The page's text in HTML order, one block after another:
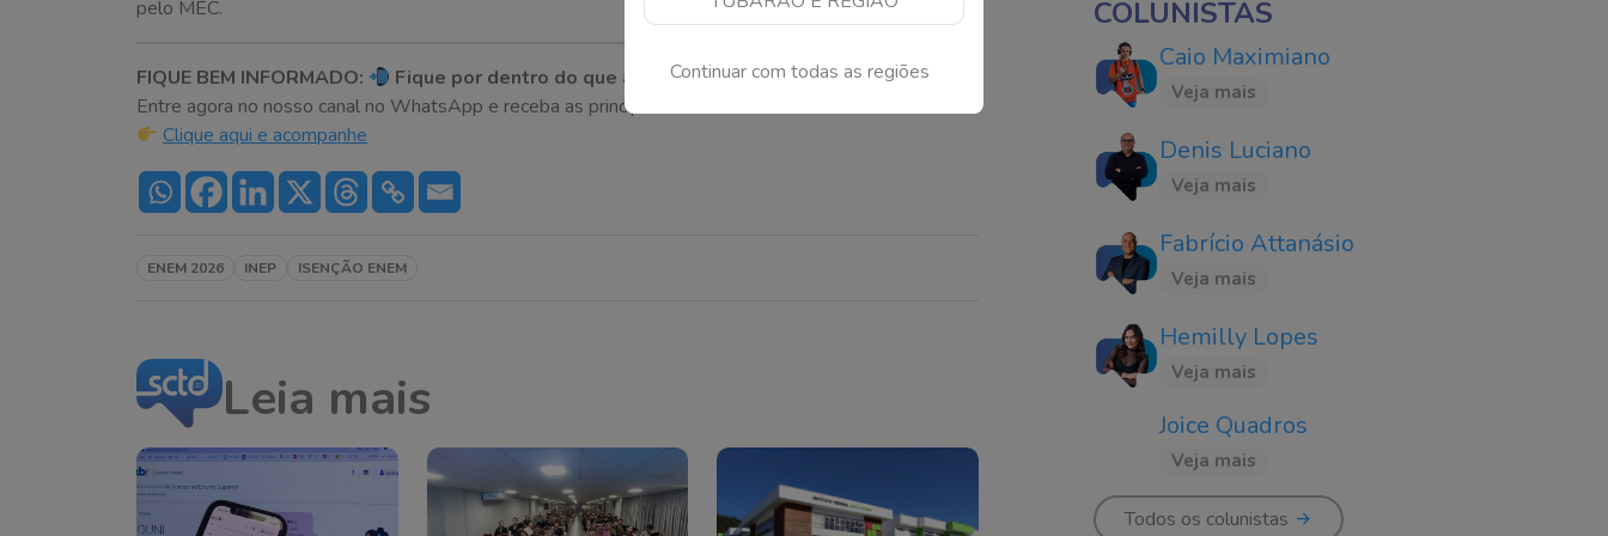
Continuar com todas as regiões
pelo MEC.
FIQUE BEM INFORMADO:
Fique por dentro do que acontece em Santa Catarina!
Entre agora no nosso canal no WhatsApp e receba as principais notícias direto no seu celular.
Clique aqui e acompanhe
ENEM 2026 INEP ISENÇÃO ENEM
Leia mais
COLUNISTAS
Caio Maximiano
Veja mais
Denis Luciano
Veja mais
Fabrício Attanásio
Veja mais
Hemilly Lopes
Veja mais
Joice Quadros
Veja mais
Todos os colunistas